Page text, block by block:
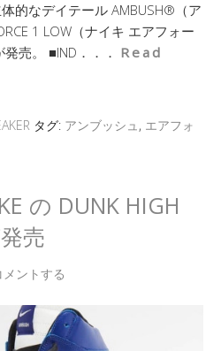
的なデイテール AMBUSH®（ア
1 LOW（ナイキ エアフォー
売。 ■IND．．． Read
タグ: アンブッシュ, エアフォ
の DUNK HIGH
売
メントする